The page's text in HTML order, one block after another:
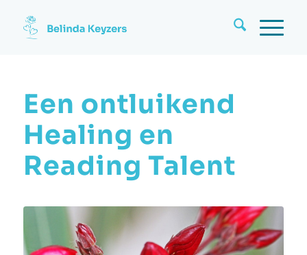
Een ontluikend
Healing en
Reading Talent